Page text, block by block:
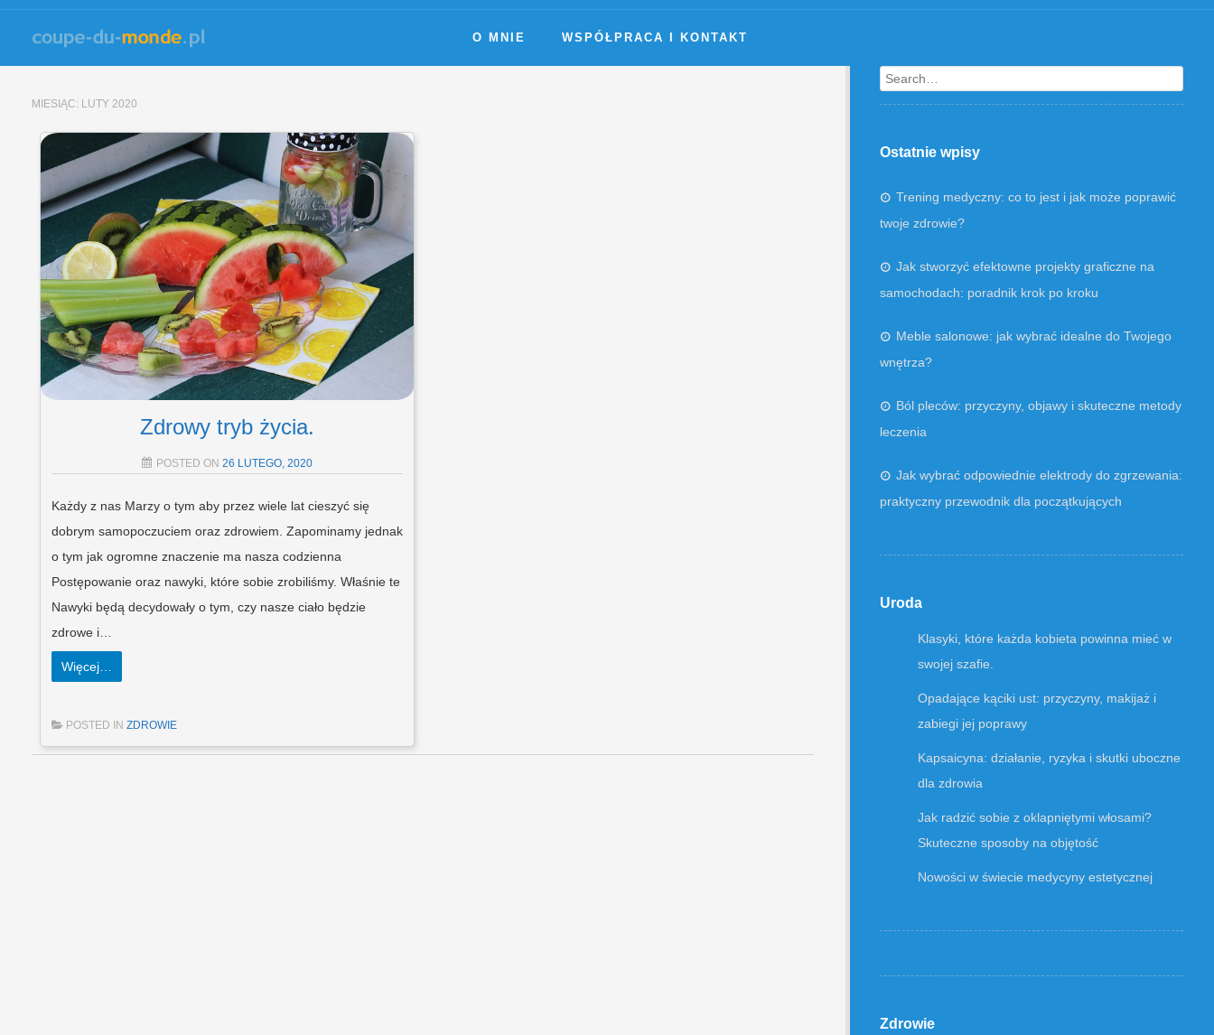
O MNIE WSPÓŁPRACA I KONTAKT
MIESIĄC: LUTY 2020
Zdrowy tryb życia.
POSTED ON 26 LUTEGO, 2020
Każdy z nas Marzy o tym aby przez wiele lat cieszyć się
dobrym samopoczuciem oraz zdrowiem. Zapominamy jednak
o tym jak ogromne znaczenie ma nasza codzienna
Postępowanie oraz nawyki, które sobie zrobiliśmy. Właśnie te
Nawyki będą decydowały o tym, czy nasze ciało będzie
zdrowe i…
Więcej…
POSTED IN ZDROWIE
Search
Ostatnie wpisy
Trening medyczny: co to jest i jak może poprawić
twoje zdrowie?
Jak stworzyć efektowne projekty graficzne na
samochodach: poradnik krok po kroku
Meble salonowe: jak wybrać idealne do Twojego
wnętrza?
Ból pleców: przyczyny, objawy i skuteczne metody
leczenia
Jak wybrać odpowiednie elektrody do zgrzewania:
praktyczny przewodnik dla początkujących
Uroda
Klasyki, które każda kobieta powinna mieć w
swojej szafie.
Opadające kąciki ust: przyczyny, makijaż i
zabiegi jej poprawy
Kapsaicyna: działanie, ryzyka i skutki uboczne
dla zdrowia
Jak radzić sobie z oklapniętymi włosami?
Skuteczne sposoby na objętość
Nowości w świecie medycyny estetycznej
Zdrowie